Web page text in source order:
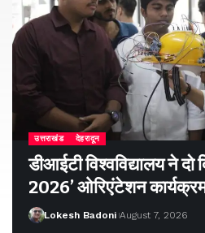
उत्तराखंड देहरादून
डीआईटी विश्वविद्यालय ने दो
2026’ ओरिएंटेशन
Lokesh Badoni August 7, 2026